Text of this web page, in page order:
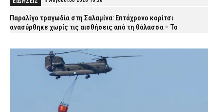
Παραλίγο τραγωδία στη Σαλαμίνα: Επτάχρονο κορίτσι
ανασύρθηκε χωρίς τις αισθήσεις από τη θάλασσα – Το
ΕΙΔΗΣΕΙΣ 9 Αυγούστου 2026 10:07
Σε εγρήγορση οι Αρχές για την έξαρση του ιού του Δυτικού
Νείλου – Στο επίκεντρο η Αττική, ποιοι κινδυνεύουν